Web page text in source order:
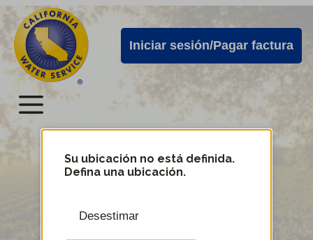
directamente
al
contenido
principal
Alertas
de
Cal
Water
Iniciar sesión/Pagar factura
Menú
Menú
del
servicio
Su ubicación no está definida.
Defina una ubicación.
Desestimar
Cambiar